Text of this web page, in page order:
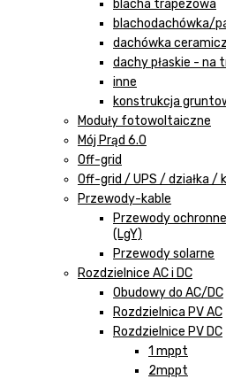
blacha trapezowa
blachodachówka/
dachówka
dachy płaskie - na
inne
konstrukcja
Moduły fotowoltaiczne
Mój Prąd 6.0
Off-grid
Off-grid / UPS / działka /
Przewody-kable
Przewody
(LgY)
Przewody solarne
Rozdzielnice AC i DC
Obudowy do AC/DC
Rozdzielnica PV AC
Rozdzielnice PV DC
1 mppt
2mppt